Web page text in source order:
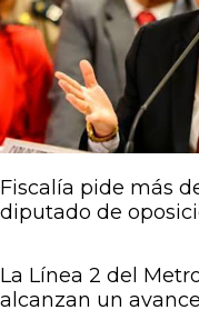
Fiscalía pide más
diputado de
La Línea 2 del
alcanzan un